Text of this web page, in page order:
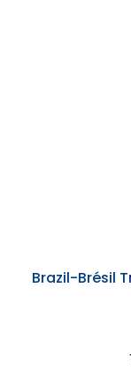
Brazil-Brésil